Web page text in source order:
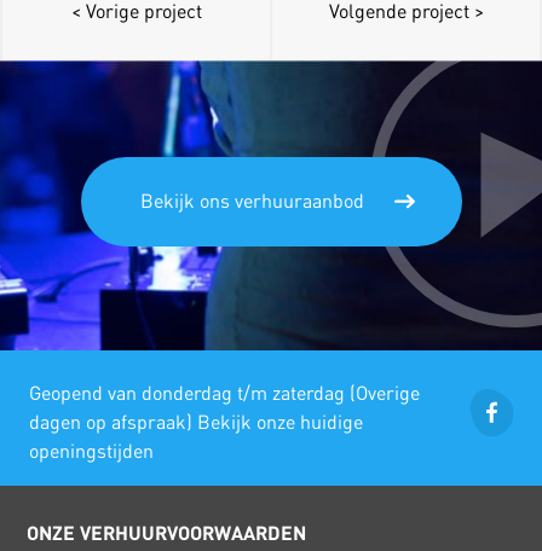
< Vorige project Volgende project >
Bekijk ons verhuuraanbod
Geopend van donderdag t/m zaterdag (Overige
dagen op afspraak) Bekijk onze huidige
openingstijden
ONZE VERHUURVOORWAARDEN